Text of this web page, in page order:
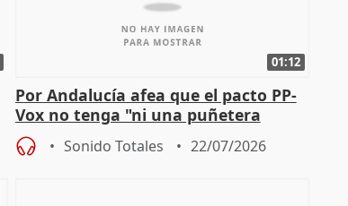
01:12
Por Andalucía afea que el pacto PP-
Vox no tenga "ni una puñetera
medida" contra violencia machista
Sonido Totales 22/07/2026